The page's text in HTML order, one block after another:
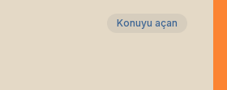
Konuyu açan